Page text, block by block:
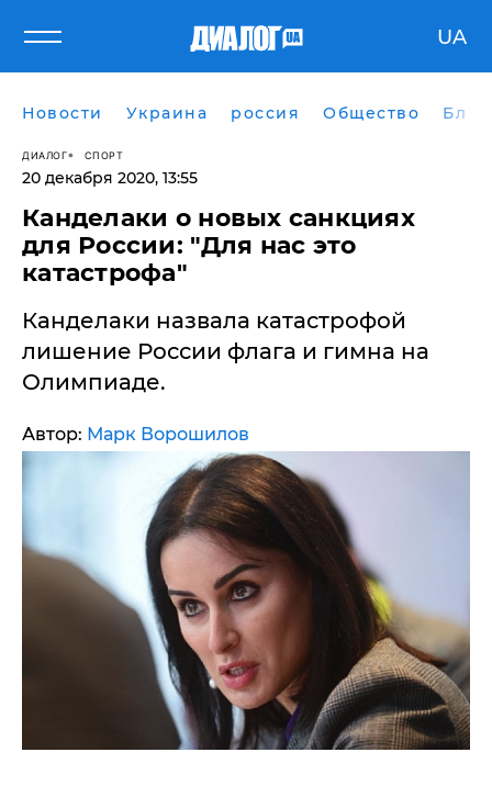
UA
Новости Украина россия Общество
ДИАЛОГ СПОРТ
20 декабря 2020, 13:55
Канделаки о новых санкциях
для России: "Для нас это
катастрофа"
Канделаки назвала катастрофой
лишение России флага и гимна на
Олимпиаде.
Автор: Марк Ворошилов